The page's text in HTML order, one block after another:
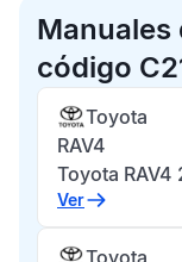
Manuales
código
Toyota
RAV4
Toyota RAV4
Ver
Toyota